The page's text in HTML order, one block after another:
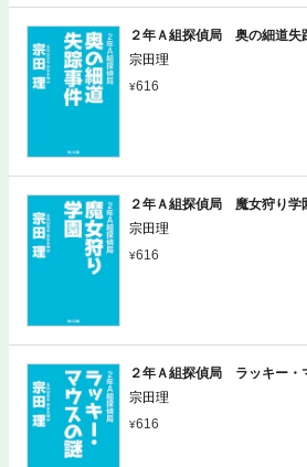
２年Ａ組探偵局 奥の細道失
宗田理
616
２年Ａ組探偵局 魔女狩り学
宗田理
616
２年Ａ組探偵局 ラッキー・
宗田理
616